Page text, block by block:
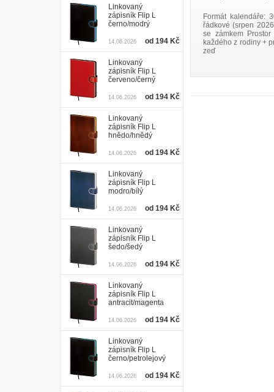
Formát kalendáře:
řádkové (srpen
se zámkem
každého z rodiny +
zeď
Linkovaný
zápisník Flip L
černo/modrý
14.06.2026 od 194 Kč
Linkovaný
zápisník Flip L
červeno/černý
14.06.2026 od 194 Kč
Linkovaný
zápisník Flip L
hnědo/hnědý
14.06.2026 od 194 Kč
Linkovaný
zápisník Flip L
modro/bílý
14.06.2026 od 194 Kč
Linkovaný
zápisník Flip L
šedo/šedý
14.06.2026 od 194 Kč
Linkovaný
zápisník Flip L
antracit/magenta
14.06.2026 od 194 Kč
Linkovaný
zápisník Flip L
černo/petrolejový
14.06.2026 od 194 Kč